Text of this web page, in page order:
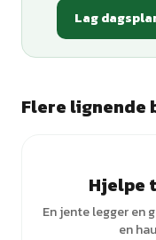
Lag
Flere
Hjelpe
En jente legger en
en